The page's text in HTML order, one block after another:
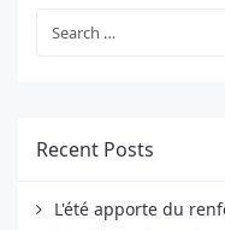
Recent Posts
L'été apporte du